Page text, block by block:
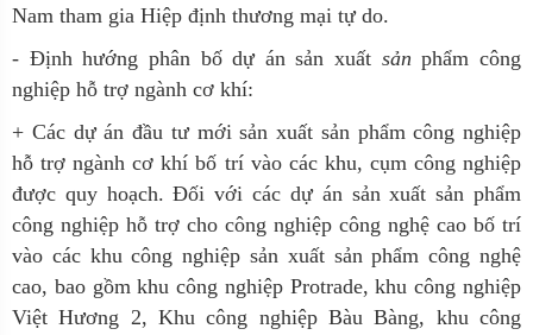
Nam tham gia Hiệp định thương mại tự do.
- Định hướng phân bố dự án sản xuất sảnphẩm công
nghiệp hỗ trợ ngành cơ khí:
+ Các dự án đầu tư mới sản xuất sản phẩm công nghiệp
hỗ trợ ngành cơ khí bố trí vào các khu, cụm công nghiệp
được quy hoạch. Đối với các dự án sản xuất sản phẩm
công nghiệp hỗ trợ cho công nghiệp công nghệ cao bố trí
vào các khu công nghiệp sản xuất sản phẩm công nghệ
cao, bao gồm khu công nghiệp Protrade, khu công nghiệp
Việt Hương 2, Khu công nghiệp Bàu Bàng, khu công